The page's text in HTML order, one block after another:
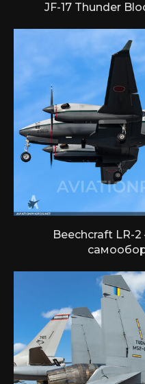
JF-17 Thunder
Beechcraft LR-